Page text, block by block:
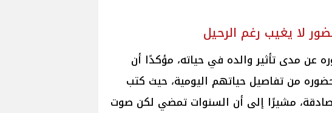
لا يغيب رغم الرحيل
عن مدى تأثير والده في حياته، مؤكدًا أن
من تفاصيل حياتهم اليومية، حيث كتب
مشيرًا إلى أن السنوات تمضي لكن صوت